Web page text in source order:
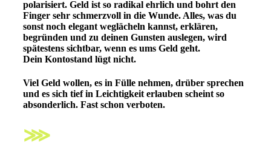
polarisiert. Geld ist so radikal ehrlich und bohrt den
Finger sehr schmerzvoll in die Wunde. Alles, was du
sonst noch elegant weglächeln kannst, erklären,
begründen und zu deinen Gunsten auslegen, wird
spätestens sichtbar, wenn es ums Geld geht.
Dein Kontostand lügt nicht.
Viel Geld wollen, es in Fülle nehmen, drüber sprechen
und es sich tief in Leichtigkeit erlauben scheint so
absonderlich. Fast schon verboten.
⋙